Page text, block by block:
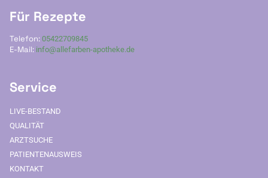
Für Rezepte
Telefon: 05422709845
E-Mail: info@allefarben-apotheke.de
Service
LIVE-BESTAND
QUALITÄT
ARZTSUCHE
PATIENTENAUSWEIS
KONTAKT